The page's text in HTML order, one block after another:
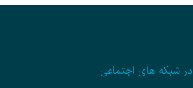
شبکه های اجتماعی